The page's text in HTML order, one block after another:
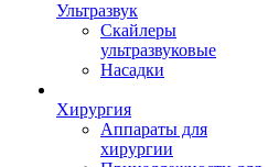
Ультразвук
Скайлеры
ультразвуковые
Насадки
Хирургия
Аппараты для
хирургии